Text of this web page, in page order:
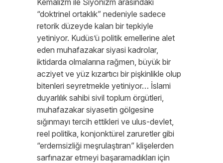
Kemalizm ile Siyonizm arasındaki
“doktrinel ortaklık” nedeniyle sadece
retorik düzeyde kalan bir tepkiyle
yetiniyor. Kudüs’ü politik emellerine alet
eden muhafazakar siyasi kadrolar,
iktidarda olmalarına rağmen, büyük bir
acziyet ve yüz kızartıcı bir pişkinlikle olup
bitenleri seyretmekle yetiniyor… İslami
duyarlılık sahibi sivil toplum örgütleri,
muhafazakar siyasetin gölgesine
sığınmayı tercih ettikleri ve ulus-devlet,
reel politika, konjonktürel zaruretler gibi
“erdemsizliği meşrulaştıran” klişelerden
sarfınazar etmeyi başaramadıkları için